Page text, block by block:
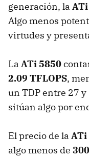
generación, la
Algo menos
virtudes y
La ATi 5850
2.09 TFLOPS,
un TDPentre 27 y
sitúan algo por
El precio de la ATi
algo menos de